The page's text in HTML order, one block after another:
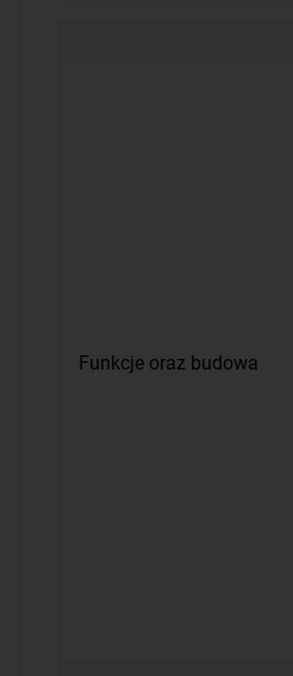
Funkcje oraz budowa